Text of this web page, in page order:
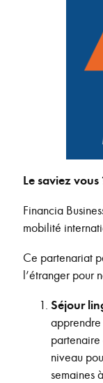
Le saviez vous
Financia
mobilité
Ce partenariat
l’étranger pour
Séjour
apprendre
niveau
semaines